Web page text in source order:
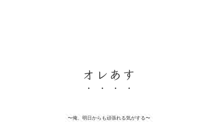
オレあす
〜俺、明日からも頑張れる気がする〜